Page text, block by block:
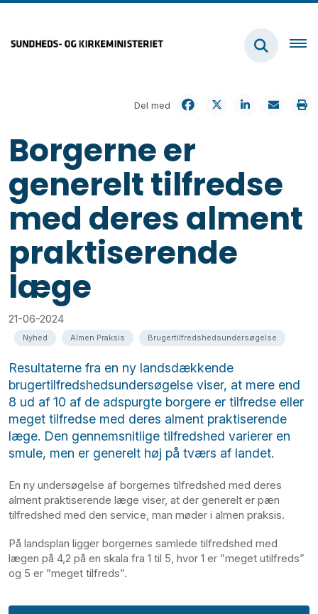
Del med
Borgerne er
generelt tilfredse
med deres alment
praktiserende
læge
21-06-2024
Nyhed Almen Praksis Brugertilfredshedsundersøgelse
Resultaterne fra en ny landsdækkende
brugertilfredshedsundersøgelse viser, at mere end
8 ud af 10 af de adspurgte borgere er tilfredse eller
meget tilfredse med deres alment praktiserende
læge. Den gennemsnitlige tilfredshed varierer en
smule, men er generelt høj på tværs af landet.
En ny undersøgelse af borgernes tilfredshed med deres
alment praktiserende læge viser, at der generelt er pæn
tilfredshed med den service, man møder i almen praksis.
På landsplan ligger borgernes samlede tilfredshed med
lægen på 4,2 på en skala fra 1 til 5, hvor 1 er ”meget utilfreds”
og 5 er ”meget tilfreds”.